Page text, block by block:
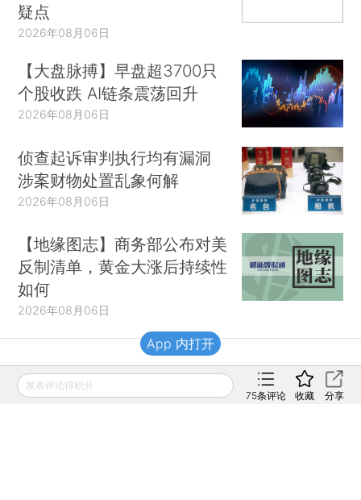
疑点
2026年08月06日
【大盘脉搏】早盘超3700只
个股收跌 AI链条震荡回升
2026年08月06日
侦查起诉审判执行均有漏洞
涉案财物处置乱象何解
2026年08月06日
【地缘图志】商务部公布对美
反制清单，黄金大涨后持续性
如何
2026年08月06日
财新移动
发表评论得积分
75条评论 收藏 分享
App 内打开